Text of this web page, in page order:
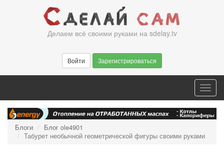
Делаем всё своими руками на sdelay.tv
Войти Зарегистрироваться
Блоги
Блог ole4901
Табурет необычной геометрической фигуры своими руками